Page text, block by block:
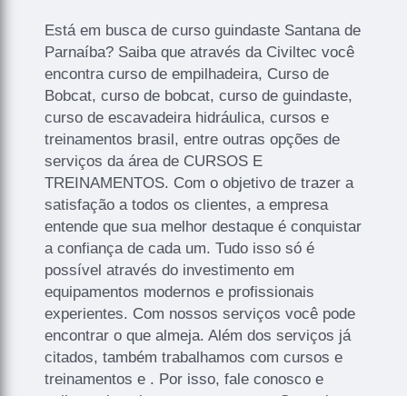
Está em busca de curso guindaste Santana de
Parnaíba? Saiba que através da Civiltec você
encontra curso de empilhadeira, Curso de
Bobcat, curso de bobcat, curso de guindaste,
curso de escavadeira hidráulica, cursos e
treinamentos brasil, entre outras opções de
serviços da área de CURSOS E
TREINAMENTOS. Com o objetivo de trazer a
satisfação a todos os clientes, a empresa
entende que sua melhor destaque é conquistar
a confiança de cada um. Tudo isso só é
possível através do investimento em
equipamentos modernos e profissionais
experientes. Com nossos serviços você pode
encontrar o que almeja. Além dos serviços já
citados, também trabalhamos com cursos e
treinamentos e . Por isso, fale conosco e